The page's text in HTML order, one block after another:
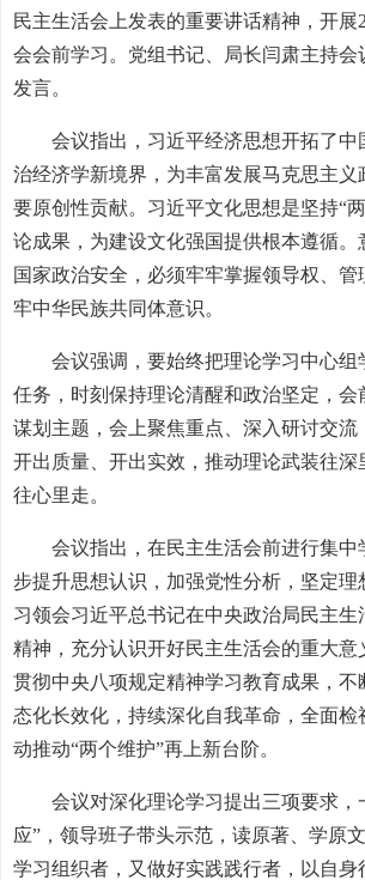
民主生活会上发表的重要讲话精神，开展
会会前学习。党组书记、局长闫肃主持会
发言。
会议指出，习近平经济思想开拓了中
治经济学新境界，为丰富发展马克思主义
要原创性贡献。习近平文化思想是坚持“
论成果，为建设文化强国提供根本遵循。
国家政治安全，必须牢牢掌握领导权、
牢中华民族共同体意识。
会议强调，要始终把理论学习中心组
任务，时刻保持理论清醒和政治坚定，会
谋划主题，会上聚焦重点、深入研讨交流
开出质量、开出实效，推动理论武装往深
往心里走。
会议指出，在民主生活会前进行集中
步提升思想认识，加强党性分析，坚定理
习领会习近平总书记在中央政治局民主生
精神，充分认识开好民主生活会的重大意
贯彻中央八项规定精神学习教育成果，不
态化长效化，持续深化自我革命，全面检
动推动“两个维护”再上新台阶。
会议对深化理论学习提出三项要求，
应”，领导班子带头示范，读原著、学原
学习组织者，又做好实践践行者，以自身